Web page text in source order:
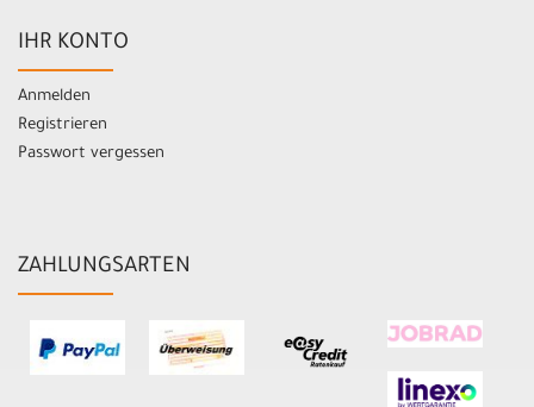
IHR KONTO
Anmelden
Registrieren
Passwort vergessen
ZAHLUNGSARTEN